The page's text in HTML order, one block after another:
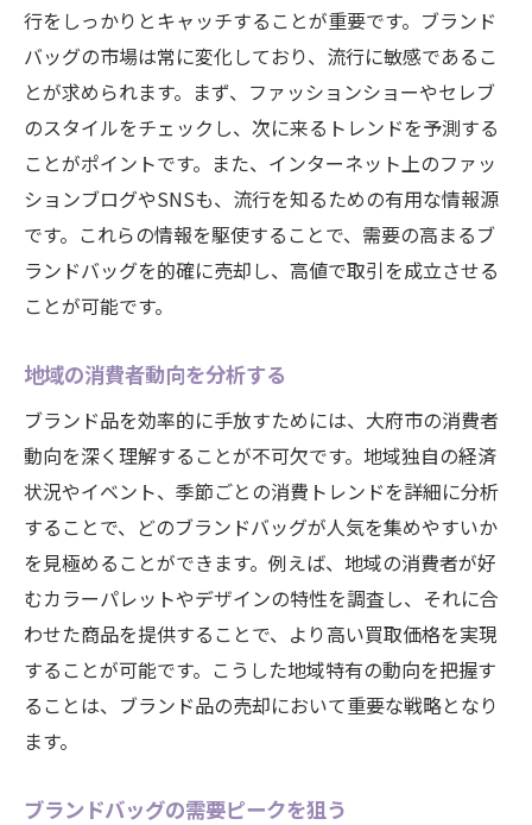
行をしっかりとキャッチすることが重要です。ブランド
バッグの市場は常に変化しており、流行に敏感であるこ
とが求められます。まず、ファッションショーやセレブ
のスタイルをチェックし、次に来るトレンドを予測する
ことがポイントです。また、インターネット上のファッ
ションブログやSNSも、流行を知るための有用な情報源
です。これらの情報を駆使することで、需要の高まるブ
ランドバッグを的確に売却し、高値で取引を成立させる
ことが可能です。
地域の消費者動向を分析する
ブランド品を効率的に手放すためには、大府市の消費者
動向を深く理解することが不可欠です。地域独自の経済
状況やイベント、季節ごとの消費トレンドを詳細に分析
することで、どのブランドバッグが人気を集めやすいか
を見極めることができます。例えば、地域の消費者が好
むカラーパレットやデザインの特性を調査し、それに合
わせた商品を提供することで、より高い買取価格を実現
することが可能です。こうした地域特有の動向を把握す
ることは、ブランド品の売却において重要な戦略となり
ます。
ブランドバッグの需要ピークを狙う